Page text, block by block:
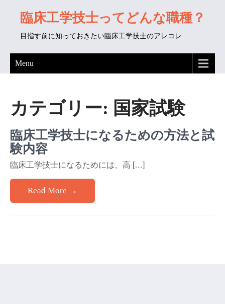
臨床工学技士ってどんな職種？
目指す前に知っておきたい臨床工学技士のアレコレ
Menu
カテゴリー: 国家試験
臨床工学技士になるための方法と試
験内容
臨床工学技士になるためには、高 […]
Read More →